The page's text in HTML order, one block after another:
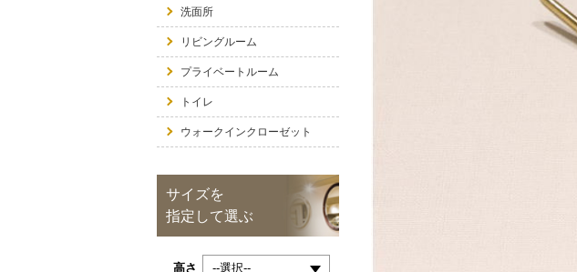
洗面所
リビングルーム
プライベートルーム
トイレ
ウォークインクローゼット
サイズを
指定して選ぶ
高さ